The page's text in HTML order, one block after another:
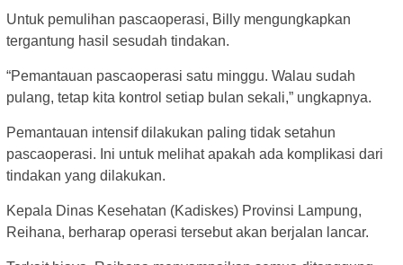
Untuk pemulihan pascaoperasi, Billy mengungkapkan
tergantung hasil sesudah tindakan.
“Pemantauan pascaoperasi satu minggu. Walau sudah
pulang, tetap kita kontrol setiap bulan sekali,” ungkapnya.
Pemantauan intensif dilakukan paling tidak setahun
pascaoperasi. Ini untuk melihat apakah ada komplikasi dari
tindakan yang dilakukan.
Kepala Dinas Kesehatan (Kadiskes) Provinsi Lampung,
Reihana, berharap operasi tersebut akan berjalan lancar.